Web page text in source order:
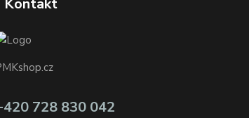
Kontakt
728 830 042